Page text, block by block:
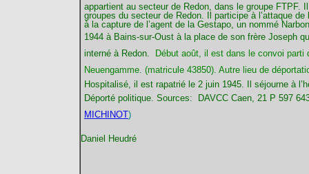
appartient au secteur de Redon, dans le groupe FTPF.
groupes du secteur de Redon. Il participe à l’attaque
à la capture de l’agent de la Gestapo, un nommé
1944 à Bains-sur-Oust à la place de son frère Joseph
interné à Redon.
Début août, il est dans le convoi
Neuengamme. (matricule 43850). Autre lieu de
Hospitalisé, il est rapatrié le 2 juin 1945. Il séjourne à
Déporté politique. Sources: DAVCC Caen, 21 P 597
MICHINOT)
Daniel Heudré